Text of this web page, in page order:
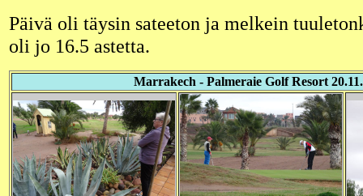
Päivä oli täysin sateeton ja melkein
oli jo 16.5 astetta.
Marrakech - Palmeraie Golf Resort